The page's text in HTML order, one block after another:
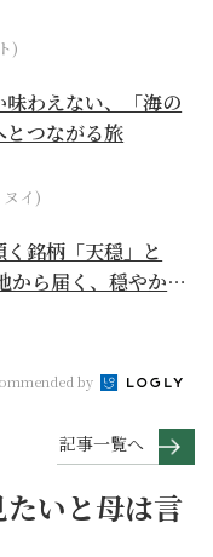
)
味わえない、「海の
とつながる旅
イ)
く銘柄「天穏」と
から届く、穏やかで
by
記事一覧へ
いと母は言